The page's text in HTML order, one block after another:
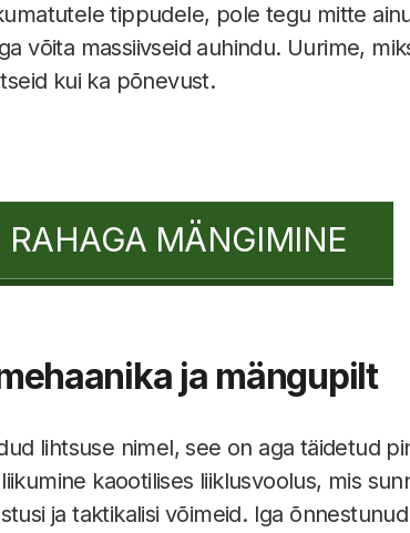
tippudele, pole tegu mitte
võita massiivseid auhindu. Uurime,
kui ka põnevust.
RAHAGA MÄNGIMINE
ja mängupilt
lihtsuse nimel, see on aga täidetud
kaootilises liiklusvoolus, mis
ja taktikalisi võimeid. Iga